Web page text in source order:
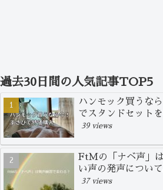
過去30日間の人気記事TOP5
ハンモック買うな
でスタンドセット
39 views
FtMの「ナベ声」
い声の発声につい
37 views